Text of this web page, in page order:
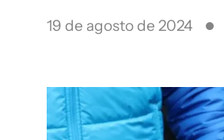
19 de agosto de 2024